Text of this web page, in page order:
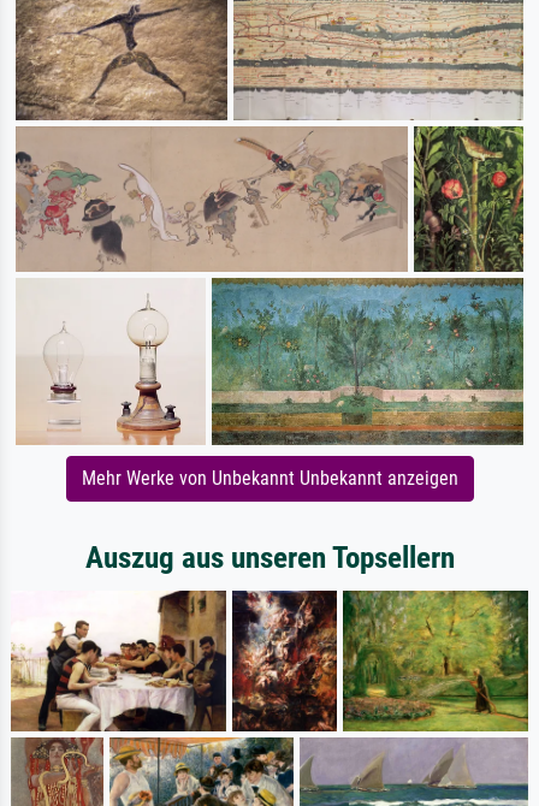
Mehr Werke von Unbekannt Unbekannt anzeigen
Auszug aus unseren Topsellern